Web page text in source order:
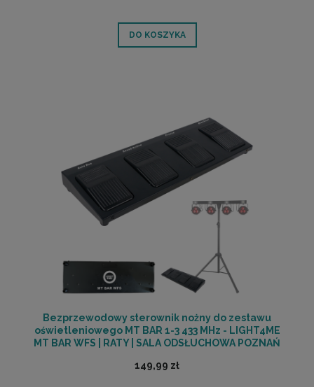
DO KOSZYKA
Bezprzewodowy sterownik nożny do zestawu
oświetleniowego MT BAR 1-3 433 MHz - LIGHT4ME
MT BAR WFS | RATY | SALA ODSŁUCHOWA POZNAŃ
149,99 zł